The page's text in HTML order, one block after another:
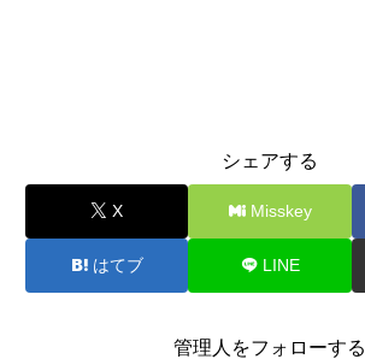
シェアする
X Misskey
はてブ LINE
管理人をフォローする